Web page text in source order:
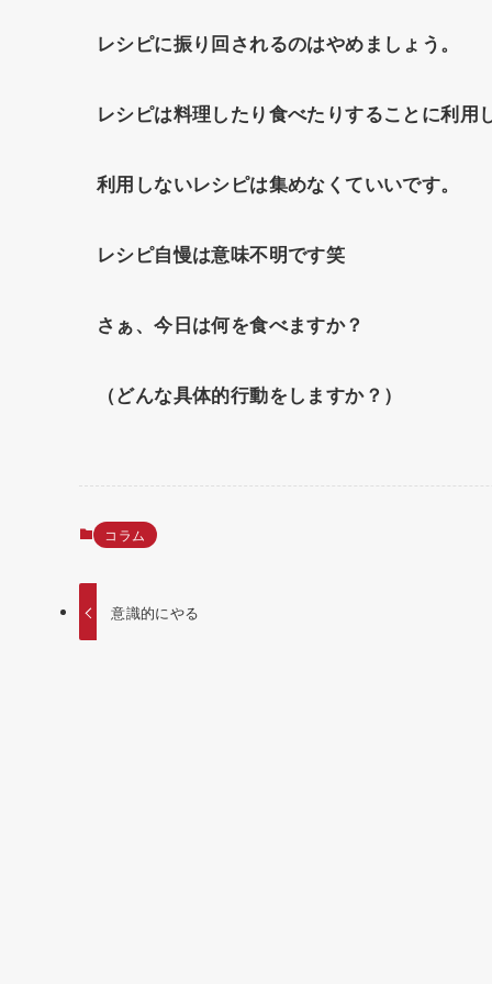
レシピに振り回されるのはやめましょう。
レシピは料理したり食べたりすることに利用
利用しないレシピは集めなくていいです。
レシピ自慢は意味不明です笑
さぁ、今日は何を食べますか？
（どんな具体的行動をしますか？）
コラム
意識的にやる